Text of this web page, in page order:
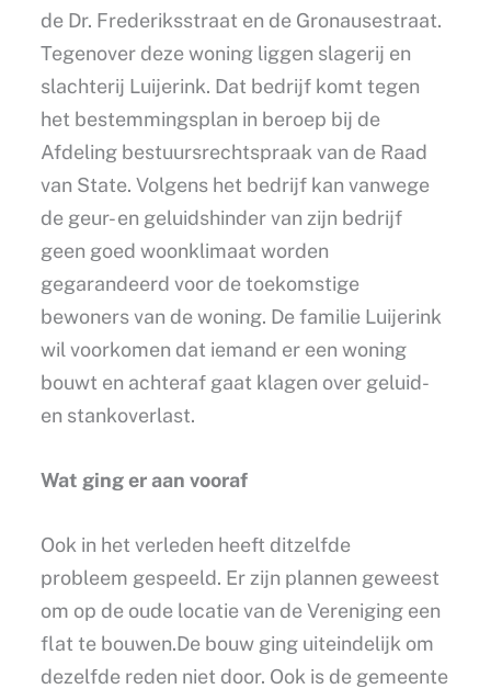
de Dr. Frederiksstraat en de Gronausestraat.
Tegenover deze woning liggen slagerij en
slachterij Luijerink. Dat bedrijf komt tegen
het bestemmingsplan in beroep bij de
Afdeling bestuursrechtspraak van de Raad
van State. Volgens het bedrijf kan vanwege
de geur- en geluidshinder van zijn bedrijf
geen goed woonklimaat worden
gegarandeerd voor de toekomstige
bewoners van de woning. De familie Luijerink
wil voorkomen dat iemand er een woning
bouwt en achteraf gaat klagen over geluid-
en stankoverlast.
Wat ging er aan vooraf
Ook in het verleden heeft ditzelfde
probleem gespeeld. Er zijn plannen geweest
om op de oude locatie van de Vereniging een
flat te bouwen.De bouw ging uiteindelijk om
dezelfde reden niet door. Ook is de gemeente